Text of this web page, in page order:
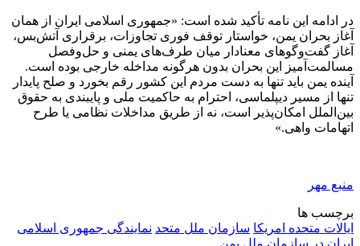
در ادامه این نامه تأکید شده است: «جمهوری اسلامی ایران از همان
آغاز بحران یمن، خواستار توقف فوری تجاوزات، برقراری آتش‌بس،
آغاز گفت‌وگوهای معنادار میان طرف‌های یمنی و حل‌وفصل
مسالمت‌آمیز این بحران بدون هرگونه مداخله خارجی بوده است.
آینده یمن باید تنها به دست مردم این کشور رقم بخورد و صلح پایدار
تنها از مسیر دیپلماسی، احترام به حاکمیت ملی و پایبندی به حقوق
بین‌الملل امکان‌پذیر است، نه از طریق مداخلات نظامی یا طرح
اتهامات واهی.»
منبع مهر
برچسب ها
ایالات متحده امریکا سازمان ملل متحد نمایندگی جمهوری اسلامی
ایران در سازمان ملل یمن